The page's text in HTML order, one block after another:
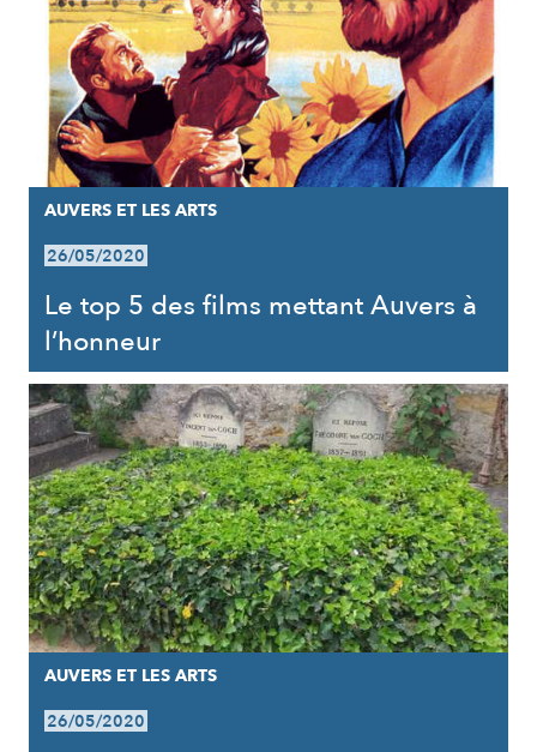
AUVERS ET LES ARTS
26/05/2020
Le top 5 des films mettant Auvers à
l’honneur
AUVERS ET LES ARTS
26/05/2020